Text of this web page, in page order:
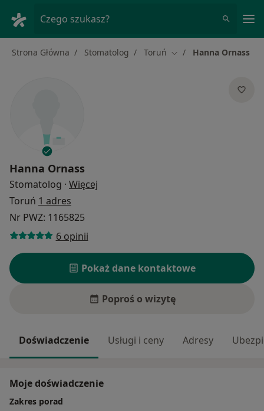
Czego szukasz?
Strona Główna Stomatolog Toruń Zmień miasto
Hanna Ornass
Hanna Ornass
Stomatolog · Więcej
Toruń 1 adres
Nr PWZ: 1165825
6 opinii
Pokaż dane kontaktowe
Poproś o wizytę
Doświadczenie Usługi i ceny Adresy
Moje doświadczenie
Zakres porad